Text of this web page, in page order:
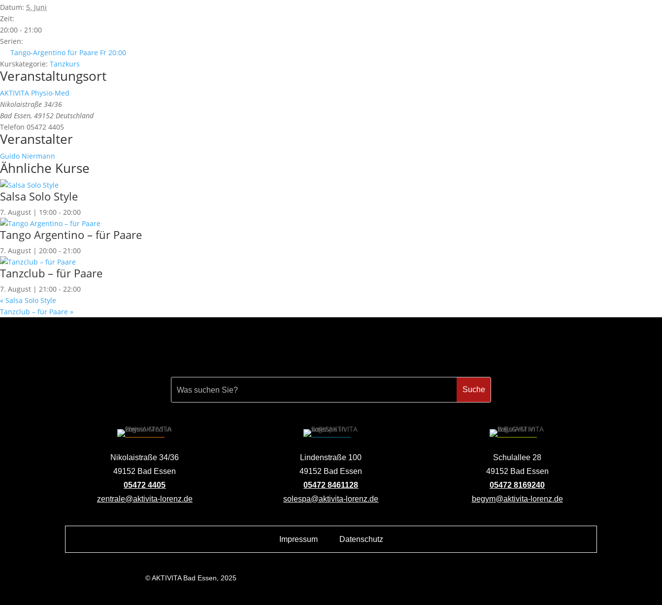
Datum: 5. Juni
Zeit:
20:00 - 21:00
Serien:
Tango-Argentino für Paare Fr 20:00
Kurskategorie: Tanzkurs
Veranstaltungsort
AKTIVITA Physio-Med
Nikolaistraße 34/36
Bad Essen, 49152 Deutschland
Telefon 05472 4405
Veranstalter
Guido Niermann
Ähnliche Kurse
Salsa Solo Style
7. August | 19:00 - 20:00
Tango Argentino – für Paare
7. August | 20:00 - 21:00
Tanzclub – für Paare
7. August | 21:00 - 22:00
« Salsa Solo Style
Tanzclub – für Paare »
Nikolaistraße 34/36
49152 Bad Essen
05472 4405
zentrale@aktivita-lorenz.de
Lindenstraße 100
49152 Bad Essen
05472 8461128
solespa@aktivita-lorenz.de
Schulallee 28
49152 Bad Essen
05472 8169240
begym@aktivita-lorenz.de
Impressum Datenschutz
© AKTIVITA Bad Essen, 2025